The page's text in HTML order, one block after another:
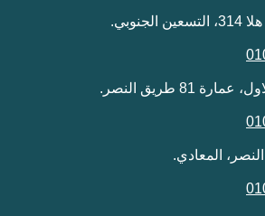
81 طريق النصر.